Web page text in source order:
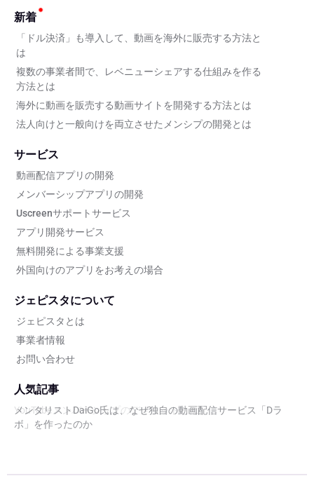
新着
「ドル決済」も導入して、動画を海外に販売する方法と
は
複数の事業者間で、レベニューシェアする仕組みを作る
方法とは
海外に動画を販売する動画サイトを開発する方法とは
法人向けと一般向けを両立させたメンシプの開発とは
サービス
動画配信アプリの開発
メンバーシップアプリの開発
Uscreenサポートサービス
アプリ開発サービス
無料開発による事業支援
外国向けのアプリをお考えの場合
ジェピスタについて
ジェピスタとは
事業者情報
お問い合わせ
人気記事
ReHacQ(リハック)とは - 新アプリをリリース@2025年3月
YouTubeメンバーシップのデメリットとは。
メンタリストDaiGo氏は、なぜ独自の動画配信サービス「Dラ
ボ」を作ったのか
独自の動画配信サービス(アプリ)が作れるサービスとは｜厳選６
社を徹底比較